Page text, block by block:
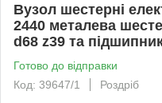
Вузол шестерні
2440 металева
d68 z39 та
Готово до відправки
Код: 39647/1
Роздріб